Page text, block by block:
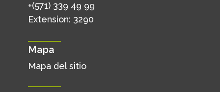
+(571) 339 49 99
Extension: 3290
Mapa
Mapa del sitio